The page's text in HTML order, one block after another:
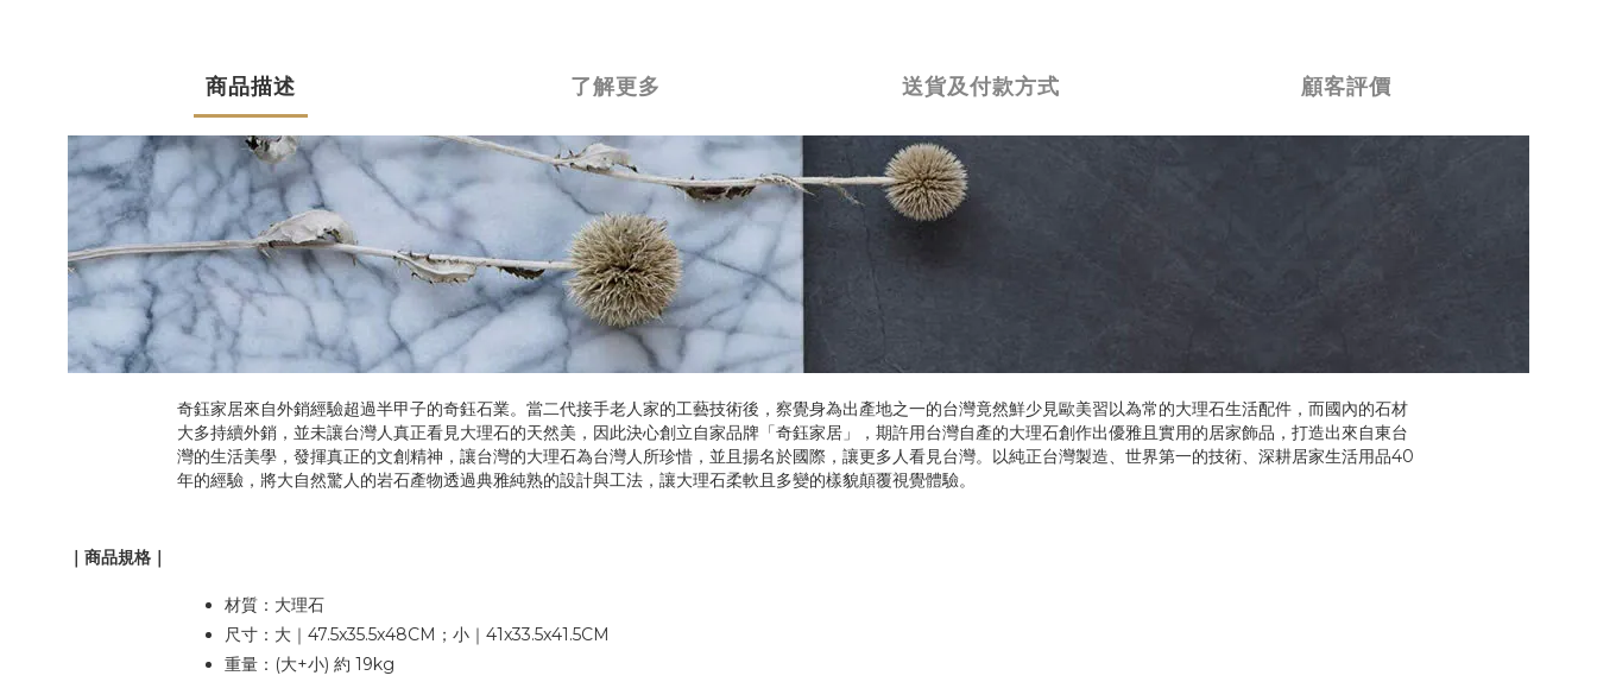
商品描述 了解更多 送貨及付款方式 顧客評價
奇鈺家居來自外銷經驗超過半甲子的奇鈺石業。當二代接手老人家的工藝技術後，察覺身為出產地之一的台灣竟然鮮少見歐美習以為常的大理石生活配件，而國內的石材
大多持續外銷，並未讓台灣人真正看見大理石的天然美，因此決心創立自家品牌「奇鈺家居」，期許用台灣自產的大理石創作出優雅且實用的居家飾品，打造出來自東台
灣的生活美學，發揮真正的文創精神，讓台灣的大理石為台灣人所珍惜，並且揚名於國際，讓更多人看見台灣。以純正台灣製造、世界第一的技術、深耕居家生活用品40
年的經驗，將大自然驚人的岩石產物透過典雅純熟的設計與工法，讓大理石柔軟且多變的樣貌顛覆視覺體驗。
｜商品規格｜
材質：大理石
尺寸：大｜47.5x35.5x48CM；小｜41x33.5x41.5CM
重量：(大+小) 約 19kg